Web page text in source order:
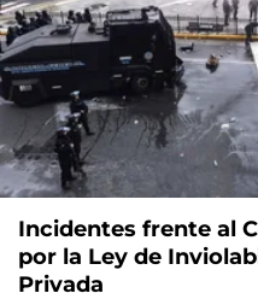
Incidentes frente al
por la Ley de
Privada